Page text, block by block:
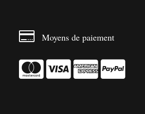
 Moyens de paiement
  